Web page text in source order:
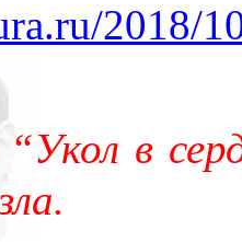
2018/
“Укол в